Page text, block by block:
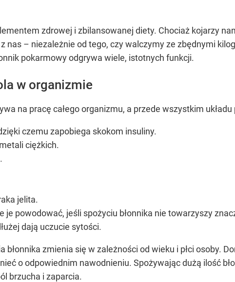
zdrowej i zbilansowanej diety. Chociaż kojarzy
nas – niezależnie od tego, czy walczymy ze zbędnymi
pokarmowy odgrywa wiele, istotnych funkcji.
w organizmie
na pracę całego organizmu, a przede wszystkim
czemu zapobiega skokom insuliny.
ciężkich.
jelita.
je powodować, jeśli spożyciu błonnika nie towarzyszy
dają uczucie sytości.
zmienia się w zależności od wieku i płci osoby.
o odpowiednim nawodnieniu. Spożywając dużą ilość
brzucha i zaparcia.